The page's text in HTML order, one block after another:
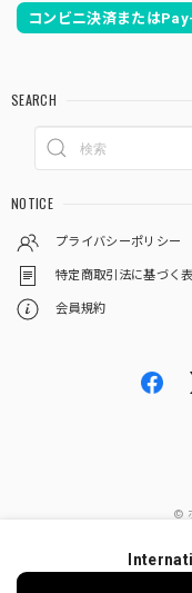
コンビニ決済または
SEARCH
NOTICE
プライバシーポリシー
特定商取引法に基づく
会員規約
©